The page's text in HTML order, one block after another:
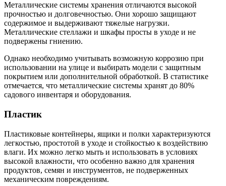
Металлические системы хранения отличаются высокой
прочностью и долговечностью. Они хорошо защищают
содержимое и выдерживают тяжелые нагрузки.
Металлические стеллажи и шкафы просты в уходе и не
подвержены гниению.
Однако необходимо учитывать возможную коррозию при
использовании на улице и выбирать модели с защитным
покрытием или дополнительной обработкой. В статистике
отмечается, что металлические системы хранят до 80%
садового инвентаря и оборудования.
Пластик
Пластиковые контейнеры, ящики и полки характеризуются
легкостью, простотой в уходе и стойкостью к воздействию
влаги. Их можно легко мыть и использовать в условиях
высокой влажности, что особенно важно для хранения
продуктов, семян и инструментов, не подверженных
механическим повреждениям.